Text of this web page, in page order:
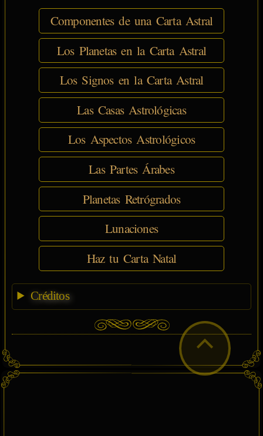
Componentes de una Carta Astral
Los Planetas en la Carta Astral
Los Signos en la Carta Astral
Las Casas Astrológicas
Los Aspectos Astrológicos
Las Partes Árabes
Planetas Retrógrados
Lunaciones
Haz tu Carta Natal
Créditos